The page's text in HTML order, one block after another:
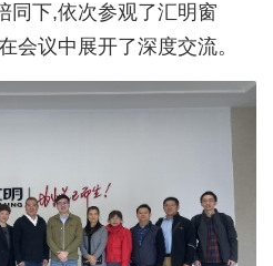
同下,依次参观了汇明窗
会议中展开了深度交流。